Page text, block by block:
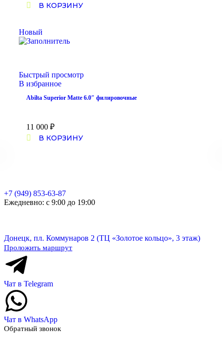
В КОРЗИНУ
Новый
Быстрый просмотр
В избранное
Abilta Superior Matte 6.0″ филировочные
11 000 ₽
В КОРЗИНУ
+7 (949) 853-63-87
Ежедневно: с 9:00 до 19:00
Донецк, пл. Коммунаров 2 (ТЦ «Золотое кольцо», 3 этаж)
Проложить маршрут
Чат в Telegram
Чат в WhatsApp
Обратный звонок